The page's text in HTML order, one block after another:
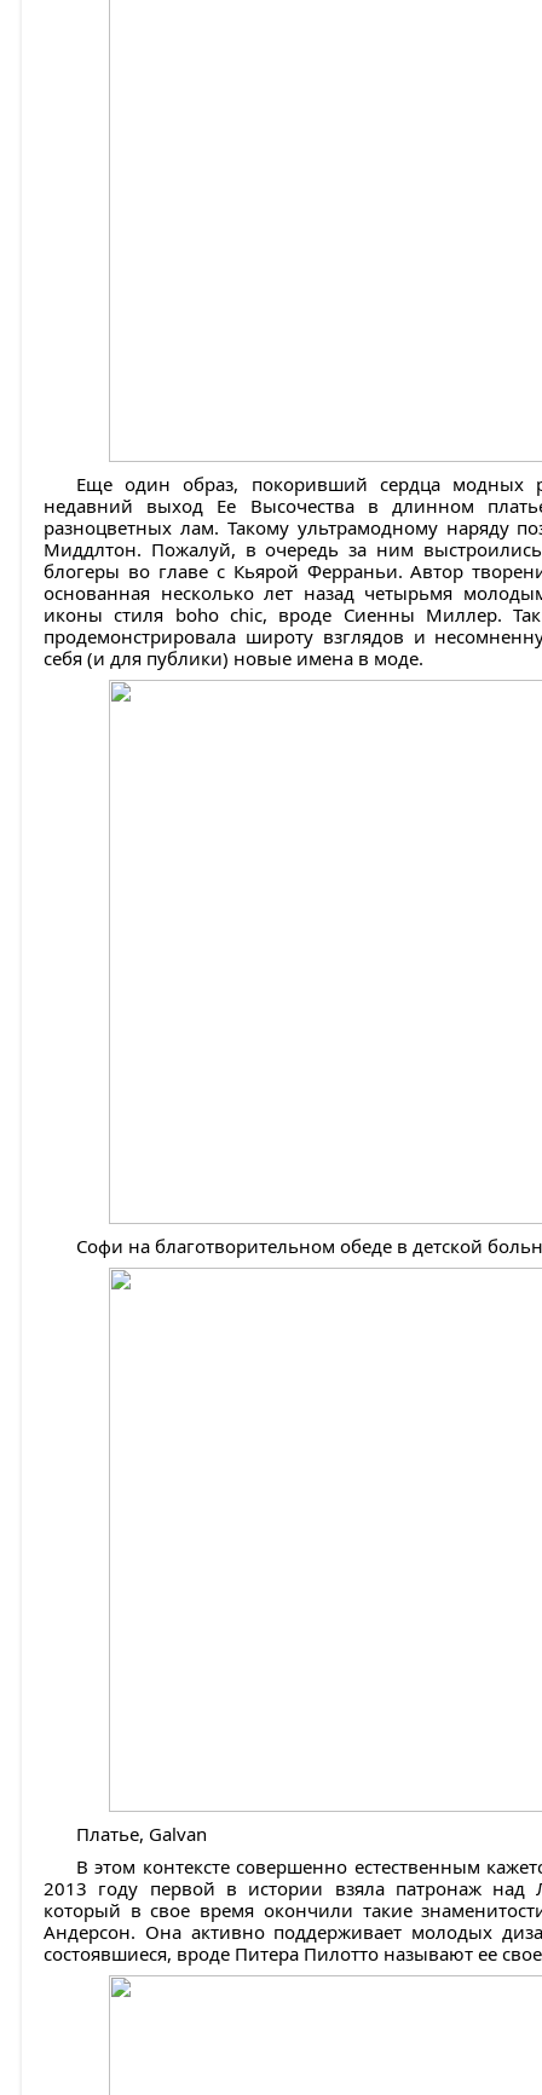
Еще один образ, покоривший сердца модных
недавний выход Ее Высочества в длинном
разноцветных лам. Такому ультрамодному наряду
Миддлтон. Пожалуй, в очередь за ним
блогеры во главе с Кьярой Ферраньи. Автор
основанная несколько лет назад четырьмя
иконы стиля boho chic, вроде Сиенны Миллер.
продемонстрировала широту взглядов и
себя (и для публики) новые имена в моде.
Софи на благотворительном обеде в детской
Платье, Galvan
В этом контексте совершенно естественным
2013 году первой в истории взяла патронаж
который в свое время окончили такие
Андерсон. Она активно поддерживает молодых
состоявшиеся, вроде Питера Пилотто называют ее